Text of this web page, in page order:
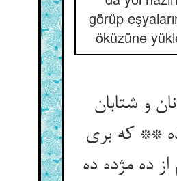
görüp
öküzüne
و شتابان
** که بری
ده مژده ده